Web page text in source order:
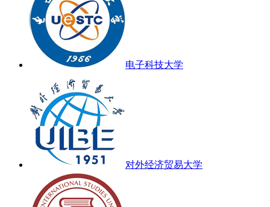
电子科技大学
对外经济贸易大学